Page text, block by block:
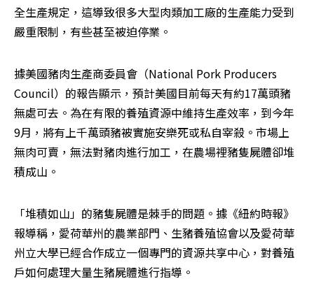
全生產規定，這導致很多大型肉類加工廠的生產能力受到
嚴重限制，有些甚至被迫停業。
據美國豬肉生產商委員會（National Pork Producers
Council）的報告顯示，預計美國目前每天有約17萬頭豬
無處可去。為在有限的養殖資源中維持生產效率，到今年
9月，將有上千萬頭豬被實施安樂死或私自宰殺。市場上
無肉可賣，無法對豬肉進行加工，在農場裡豬隻屍體卻堆
積成山。
「堆積如山」的豬隻屍體是棘手的問題。據《紐約時報》
報導稱，愛荷華州的農業部門、生豬養殖協會以及愛荷華
州立大學已經合作成立一個專門的資源共享中心，對養殖
戶如何處理大量生豬屍體進行指導。